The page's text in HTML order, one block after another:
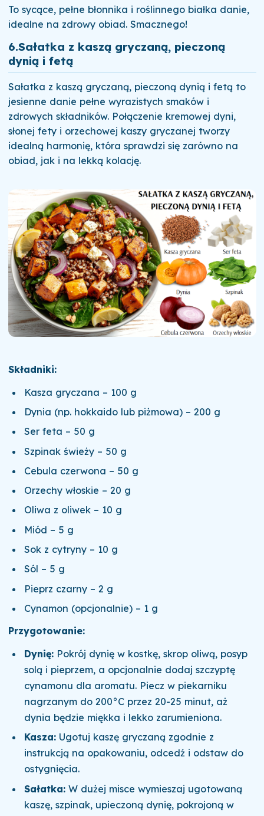
To sycące, pełne błonnika i roślinnego białka danie,
idealne na zdrowy obiad. Smacznego!
6.Sałatka z kaszą gryczaną, pieczoną
dynią i fetą
Sałatka z kaszą gryczaną, pieczoną dynią i fetą to
jesienne danie pełne wyrazistych smaków i
zdrowych składników. Połączenie kremowej dyni,
słonej fety i orzechowej kaszy gryczanej tworzy
idealną harmonię, która sprawdzi się zarówno na
obiad, jak i na lekką kolację.
Składniki:
Kasza gryczana – 100 g
Dynia (np. hokkaido lub piżmowa) – 200 g
Ser feta – 50 g
Szpinak świeży – 50 g
Cebula czerwona – 50 g
Orzechy włoskie – 20 g
Oliwa z oliwek – 10 g
Miód – 5 g
Sok z cytryny – 10 g
Sól – 5 g
Pieprz czarny – 2 g
Cynamon (opcjonalnie) – 1 g
Przygotowanie:
Dynię: Pokrój dynię w kostkę, skrop oliwą, posyp
solą i pieprzem, a opcjonalnie dodaj szczyptę
cynamonu dla aromatu. Piecz w piekarniku
nagrzanym do 200°C przez 20-25 minut, aż
dynia będzie miękka i lekko zarumieniona.
Kasza: Ugotuj kaszę gryczaną zgodnie z
instrukcją na opakowaniu, odcedź i odstaw do
ostygnięcia.
Sałatka:W dużej misce wymieszaj ugotowaną
kaszę, szpinak, upieczoną dynię, pokrojoną w